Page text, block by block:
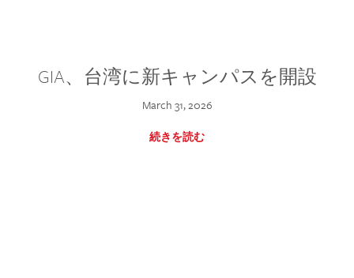
GIA、台湾に新キャンパスを開設
March 31, 2026
続きを読む